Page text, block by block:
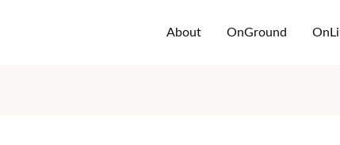
About OnGround